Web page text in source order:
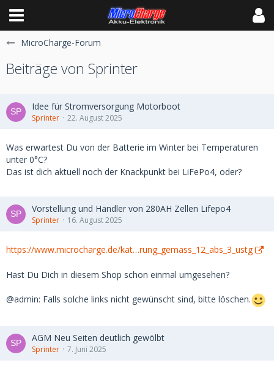
MicroCharge-Forum
Beiträge von Sprinter
Idee für Stromversorgung Motorboot
Sprinter 22. August 2025
Was erwartest Du von der Batterie im Winter bei Temperaturen
unter 0°C?
Das ist dich aktuell noch der Knackpunkt bei LiFePo4, oder?
Vorstellung und Händler von 280AH Zellen Lifepo4
Sprinter 16. August 2025
https://www.microcharge.de/kat…rung_gemass_12_abs_3_ustg
Hast Du Dich in diesem Shop schon einmal umgesehen?
@admin: Falls solche links nicht gewünscht sind, bitte löschen.
AGM Neu Seiten deutlich gewölbt
Sprinter 7. Juni 2025